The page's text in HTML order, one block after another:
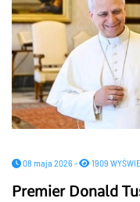
08 maja 2026 - 1909
Premier Donald